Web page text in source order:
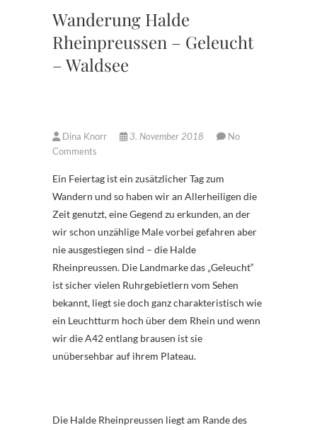
Wanderung Halde
Rheinpreussen – Geleucht
– Waldsee
Dina Knorr 3. November 2018
No
Comments
Ein Feiertag ist ein zusätzlicher Tag zum
Wandern und so haben wir an Allerheiligen die
Zeit genutzt, eine Gegend zu erkunden, an der
wir schon unzählige Male vorbei gefahren aber
nie ausgestiegen sind – die Halde
Rheinpreussen. Die Landmarke das „Geleucht“
ist sicher vielen Ruhrgebietlern vom Sehen
bekannt, liegt sie doch ganz charakteristisch wie
ein Leuchtturm hoch über dem Rhein und wenn
wir die A42 entlang brausen ist sie
unübersehbar auf ihrem Plateau.
Die Halde Rheinpreussen liegt am Rande des